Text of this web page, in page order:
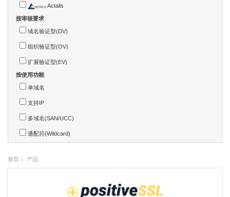
Actalis
按审核要求
域名验证型(DV)
组织验证型(OV)
扩展验证型(EV)
按使用功能
单域名
支持IP
多域名(SAN/UCC)
通配符(Wildcard)
首页 > 产品